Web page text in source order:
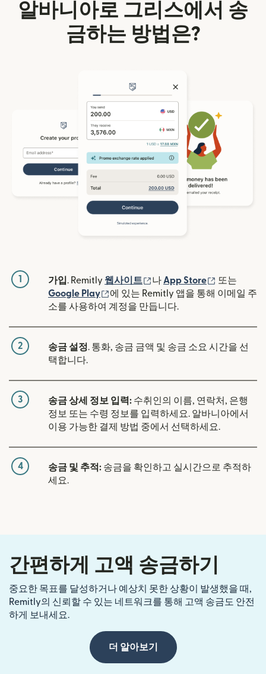
알바니아로 그리스에서 송
금하는 방법은?
1 가입. Remitly 웹사이트 (새 창에서 열림)
나App Store (새 창에서
또는
Google Play
(새 창에서 열림)
에 있는 Remitly 앱을 통해 이메일 주
소를 사용하여 계정을 만듭니다.
2 송금 설정. 통화, 송금 금액 및 송금 소요 시간을 선
택합니다.
3 송금 상세 정보 입력: 수취인의 이름, 연락처, 은행
정보 또는 수령 정보를 입력하세요. 알바니아에서
이용 가능한 결제 방법 중에서 선택하세요.
4 송금 및 추적: 송금을 확인하고 실시간으로 추적하
세요.
간편하게 고액 송금하기
중요한 목표를 달성하거나 예상치 못한 상황이 발생했을 때,
Remitly의 신뢰할 수 있는 네트워크를 통해 고액 송금도 안전
하게 보내세요.
더 알아보기